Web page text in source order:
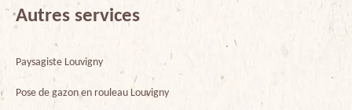
Autres services
Paysagiste Louvigny
Pose de gazon en rouleau Louvigny